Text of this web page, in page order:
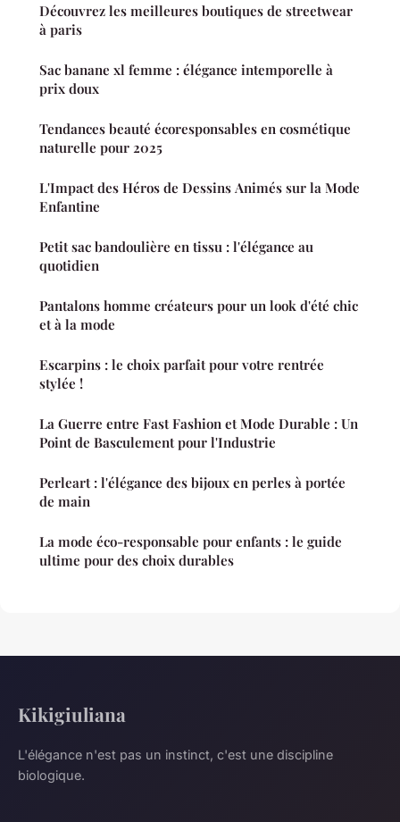
Découvrez les meilleures boutiques de streetwear
à paris
Sac banane xl femme : élégance intemporelle à
prix doux
Tendances beauté écoresponsables en cosmétique
naturelle pour 2025
L'Impact des Héros de Dessins Animés sur la Mode
Enfantine
Petit sac bandoulière en tissu : l'élégance au
quotidien
Pantalons homme créateurs pour un look d'été chic
et à la mode
Escarpins : le choix parfait pour votre rentrée
stylée !
La Guerre entre Fast Fashion et Mode Durable : Un
Point de Basculement pour l'Industrie
Perleart : l'élégance des bijoux en perles à portée
de main
La mode éco-responsable pour enfants : le guide
ultime pour des choix durables
Kikigiuliana
L'élégance n'est pas un instinct, c'est une discipline
biologique.